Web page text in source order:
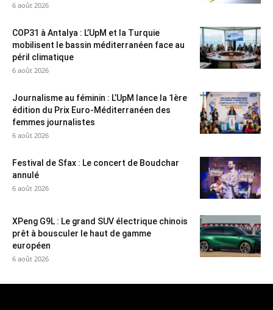
6 août 2026
COP31 à Antalya : L’UpM et la Turquie
mobilisent le bassin méditerranéen face au
péril climatique
6 août 2026
Journalisme au féminin : L’UpM lance la 1ère
édition du Prix Euro-Méditerranéen des
femmes journalistes
6 août 2026
Festival de Sfax : Le concert de Boudchar
annulé
6 août 2026
XPeng G9L : Le grand SUV électrique chinois
prêt à bousculer le haut de gamme
européen
6 août 2026